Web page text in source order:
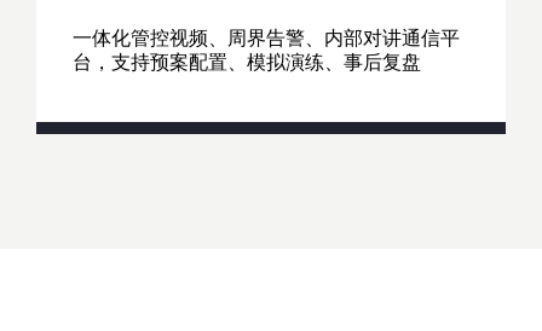
一体化管控视频、周界告警、内部对讲通信平
台，支持预案配置、模拟演练、事后复盘